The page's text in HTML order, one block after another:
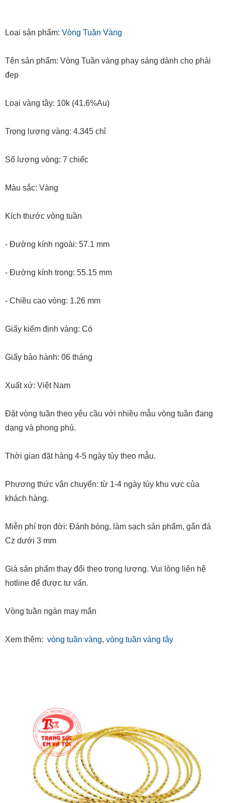
Loại sản phẩm: Vòng Tuần Vàng
Tên sản phẩm: Vòng Tuần vàng phay sáng dành cho phái
đẹp
Loại vàng tây: 10k (41.6%Au)
Trọng lượng vàng: 4.345 chỉ
Số lượng vòng: 7 chiếc
Màu sắc: Vàng
Kích thước vòng tuần
- Đường kính ngoài: 57.1 mm
- Đường kính trong: 55.15 mm
- Chiều cao vòng: 1.26 mm
Giấy kiểm định vàng: Có
Giấy bảo hành: 06 tháng
Xuất xứ: Việt Nam
Đặt vòng tuần theo yêu cầu với nhiều mẫu vòng tuần đang
dạng và phong phú.
Thời gian đặt hàng 4-5 ngày tùy theo mẫu.
Phương thức vận chuyển: từ 1-4 ngày tùy khu vực của
khách hàng.
Miễn phí trọn đời: Đánh bóng, làm sạch sản phẩm, gắn đá
Cz dưới 3 mm
Giá sản phẩm thay đổi theo trọng lượng. Vui lòng liên hệ
hotline để được tư vấn.
Vòng tuần ngàn may mắn
Xem thêm: vòng tuần vàng, vòng tuần vàng tây